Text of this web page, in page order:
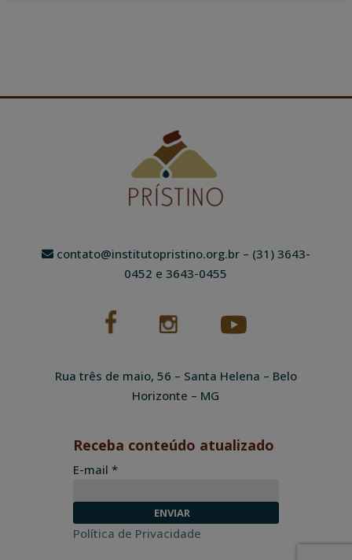
contato@institutopristino.org.br– (31) 3643-
0452 e 3643-0455
Rua três de maio, 56 – Santa Helena – Belo
Horizonte – MG
Receba conteúdo atualizado
E-mail *
Política de Privacidade